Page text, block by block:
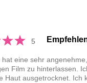
5
hat eine sehr
Film zu hinterlassen.
Haut ausgetrocknet. Ich